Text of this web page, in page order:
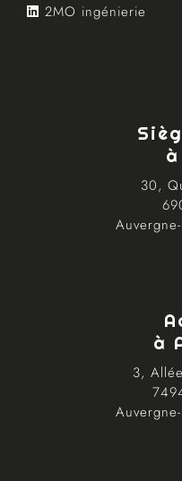
2MO ingénierie
30,
à
3,